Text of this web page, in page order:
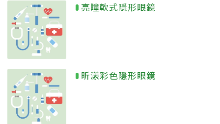
亮瞳軟式隱形眼鏡
昕漾彩色隱形眼鏡